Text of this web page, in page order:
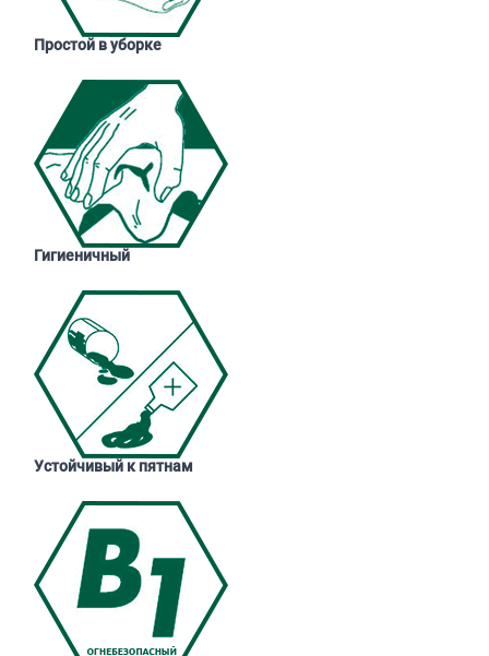
Простой в уборке
Гигиеничный
Устойчивый к пятнам